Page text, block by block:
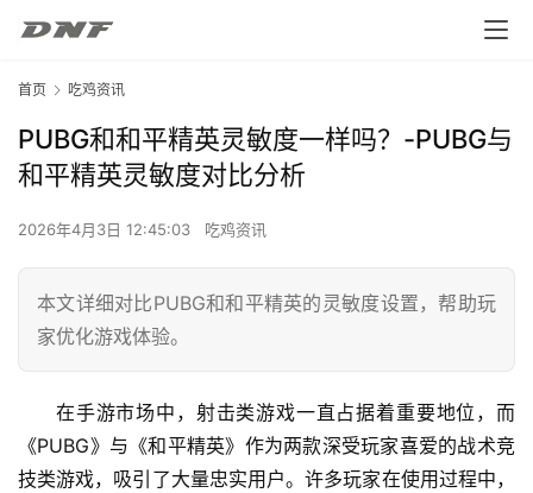
首页 吃鸡资讯
PUBG和和平精英灵敏度一样吗？-PUBG与
和平精英灵敏度对比分析
2026年4月3日 12:45:03 吃鸡资讯
本文详细对比PUBG和和平精英的灵敏度设置，帮助玩
家优化游戏体验。
在手游市场中，射击类游戏一直占据着重要地位，而
《PUBG》与《和平精英》作为两款深受玩家喜爱的战术竞
技类游戏，吸引了大量忠实用户。许多玩家在使用过程中，